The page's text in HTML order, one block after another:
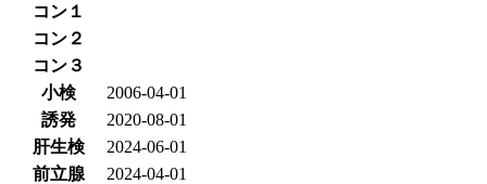
コン１
コン２
コン３
小検
2006-04-01
誘発
2020-08-01
肝生検
2024-06-01
前立腺
2024-04-01